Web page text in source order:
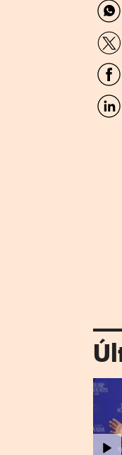
por
por
Twitter
por
por